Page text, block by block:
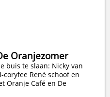
Oranjezomer
buis te slaan: Nicky van
coryfee René schoof en
Oranje Café en De